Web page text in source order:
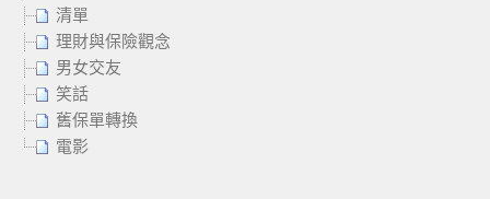
清單
理財與保險觀念
男女交友
笑話
舊保單轉換
電影